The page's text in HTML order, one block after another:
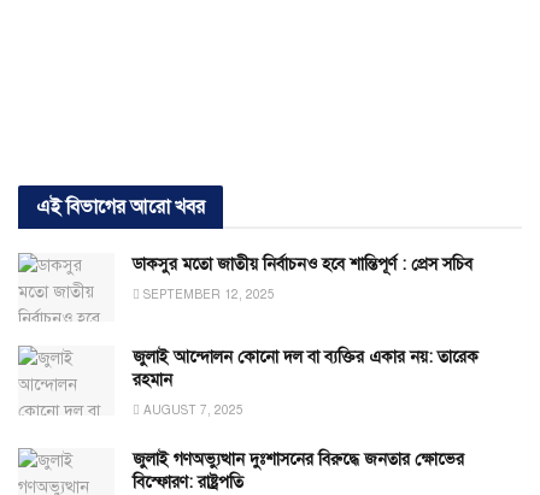
এই বিভাগের আরো খবর
ডাকসুর মতো জাতীয় নির্বাচনও হবে শান্তিপূর্ণ : প্রেস সচিব
SEPTEMBER 12, 2025
জুলাই আন্দোলন কোনো দল বা ব্যক্তির একার নয়: তারেক
রহমান
AUGUST 7, 2025
জুলাই গণঅভ্যুত্থান দুঃশাসনের বিরুদ্ধে জনতার ক্ষোভের
বিস্ফোরণ: রাষ্ট্রপতি